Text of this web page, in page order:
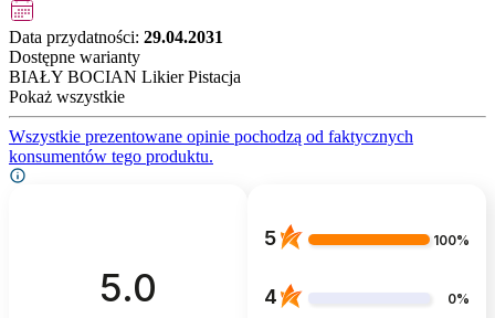
Data przydatności: 29.04.2031
Dostępne warianty
BIAŁY BOCIAN Likier Pistacja
Pokaż wszystkie
Wszystkie prezentowane opinie pochodzą od faktycznych
konsumentów tego produktu.
5.0
5 100%
4 0%